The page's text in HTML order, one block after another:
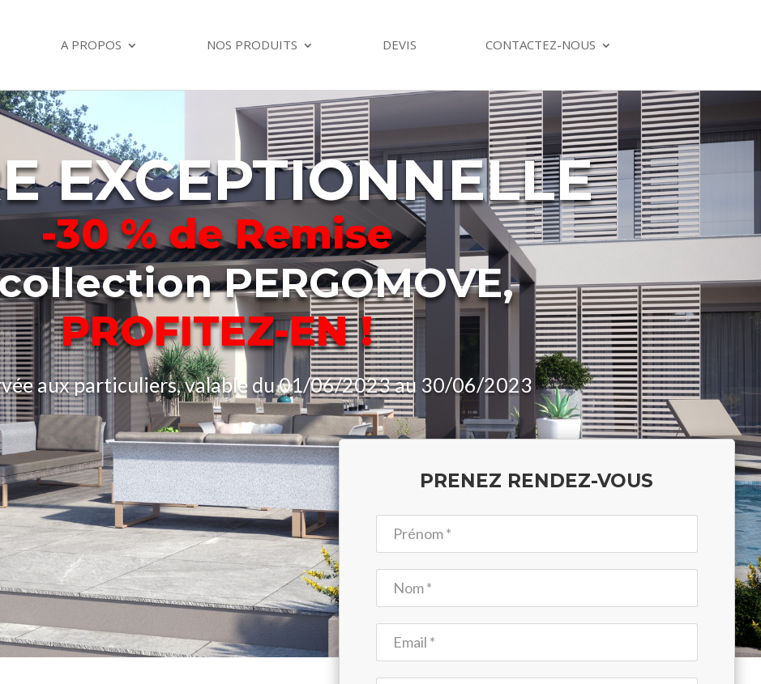
A PROPOS NOS PRODUITS DEVIS CONTACTEZ-NOUS
EXCEPTIONNELLE
-30 % de Remise
PERGOMOVE,
PROFITEZ-EN !
aux particuliers, valable du 01/06/2023 au 30/06/2023
PRENEZ RENDEZ-VOUS
Formulaire
-
Landing
Page
HDP
#01